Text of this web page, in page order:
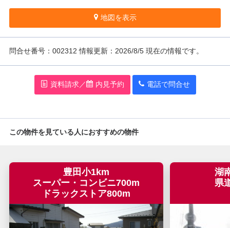
地図を表示
問合せ番号：002312 情報更新：2026/8/5 現在の情報です。
資料請求／ 内見予約 電話で問合せ
この物件を見ている人におすすめの物件
豊田小1km
スーパー・コンビニ700m
ドラックストア800m
湖
県